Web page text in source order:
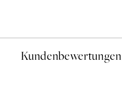
Kundenbewertungen